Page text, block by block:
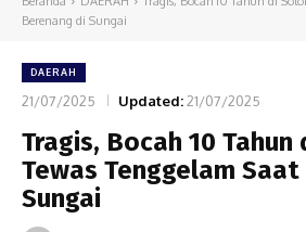
Berenang di Sungai
DAERAH
21/07/2025 Updated:21/07/2025
Tragis, Bocah 10
Tewas Tenggelam
Sungai